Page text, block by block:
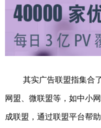
其实广告联盟指集合
网盟、微联盟等，如中小
成联盟，通过联盟平台帮